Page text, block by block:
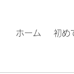
ホーム 初め